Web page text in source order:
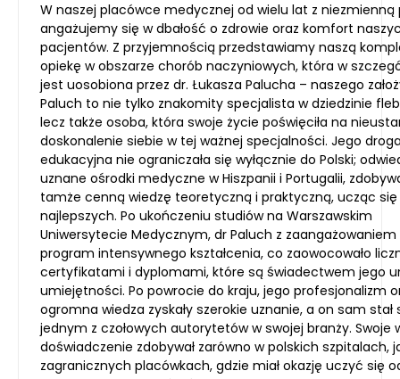
W naszej placówce medycznej od wielu lat z niezmienną
angażujemy się w dbałość o zdrowie oraz komfort
pacjentów. Z przyjemnością przedstawiamy naszą
opiekę w obszarze chorób naczyniowych, która w
jest uosobiona przez dr. Łukasza Palucha – naszego
Paluch to nie tylko znakomity specjalista w dziedzinie
lecz także osoba, która swoje życie poświęciła na
doskonalenie siebie w tej ważnej specjalności. Jego
edukacyjna nie ograniczała się wyłącznie do Polski;
uznane ośrodki medyczne w Hiszpanii i Portugalii,
tamże cenną wiedzę teoretyczną i praktyczną, ucząc
najlepszych. Po ukończeniu studiów na Warszawskim
Uniwersytecie Medycznym, dr Paluch z zaangażowaniem
program intensywnego kształcenia, co zaowocowało
certyfikatami i dyplomami, które są świadectwem jego
umiejętności. Po powrocie do kraju, jego profesjonalizm
ogromna wiedza zyskały szerokie uznanie, a on sam stał
jednym z czołowych autorytetów w swojej branży. Swoje
doświadczenie zdobywał zarówno w polskich szpitalach,
zagranicznych placówkach, gdzie miał okazję uczyć się